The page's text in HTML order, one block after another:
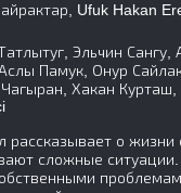
Ufuk Hakan
Эльчин Сангу,
Памук, Онур
Хакан Курташ,
рассказывает о жизни
сложные